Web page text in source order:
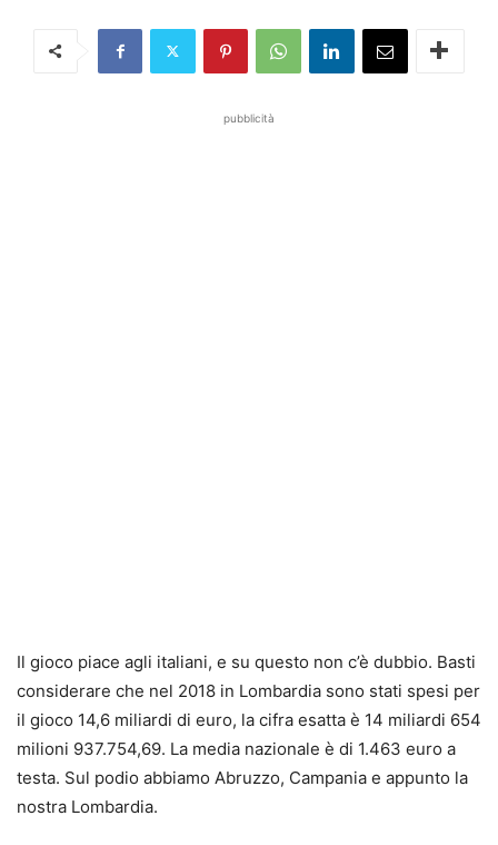
pubblicità
Il gioco piace agli italiani, e su questo non c’è dubbio. Basti
considerare che nel 2018 in Lombardia sono stati spesi per
il gioco 14,6 miliardi di euro, la cifra esatta è 14 miliardi 654
milioni 937.754,69. La media nazionale è di 1.463 euro a
testa. Sul podio abbiamo Abruzzo, Campania e appunto la
nostra Lombardia.